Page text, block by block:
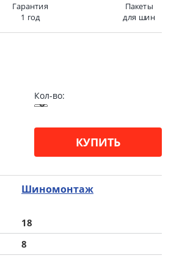
Гарантия
1 год
Пакеты
для шин
Кол-во:
КУПИТЬ
Шиномонтаж
18
8